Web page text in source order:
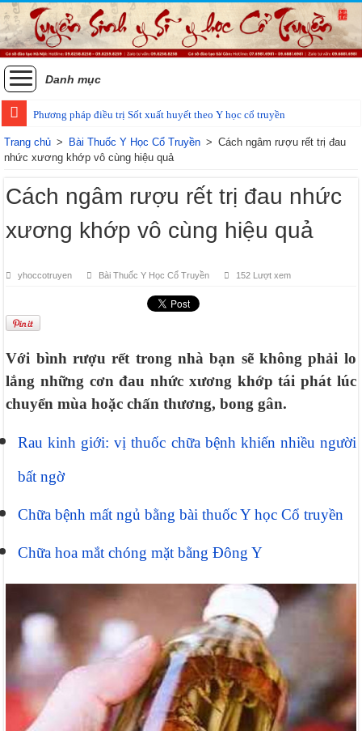
Danh mục
Phương pháp điều trị Sốt xuất huyết theo Y học cổ truyền
Các phương pháp điều trị zona thần kinh bằng Đông y
Trang chủ > Bài Thuốc Y Học Cổ Truyền > Cách ngâm rượu rết trị đau
nhức xương khớp vô cùng hiệu quả
Cách ngâm rượu rết trị đau nhức
xương khớp vô cùng hiệu quả
yhoccotruyen Bài Thuốc Y Học Cổ Truyền 152 Lượt xem
Với bình rượu rết trong nhà bạn sẽ không phải lo
lắng những cơn đau nhức xương khớp tái phát lúc
chuyển mùa hoặc chấn thương, bong gân.
Rau kinh giới: vị thuốc chữa bệnh khiến nhiều người
bất ngờ
Chữa bệnh mất ngủ bằng bài thuốc Y học Cổ truyền
Chữa hoa mắt chóng mặt bằng Đông Y